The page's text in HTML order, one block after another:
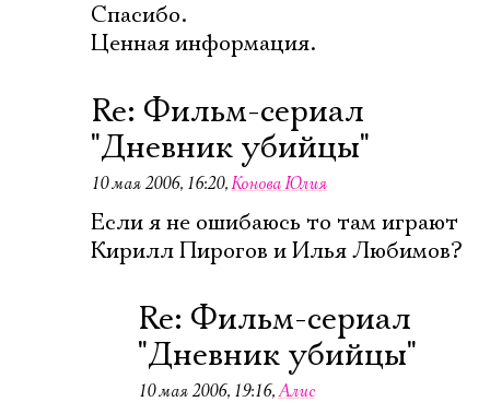
Спасибо.
Ценная информация.
Re: Фильм-сериал
"Дневник убийцы"
10 мая 2006, 16:20,Конова Юлия
Если я не ошибаюсь то там играют
Кирилл Пирогов и Илья Любимов?
Re: Фильм-сериал
"Дневник убийцы"
10 мая 2006, 19:16,Алис